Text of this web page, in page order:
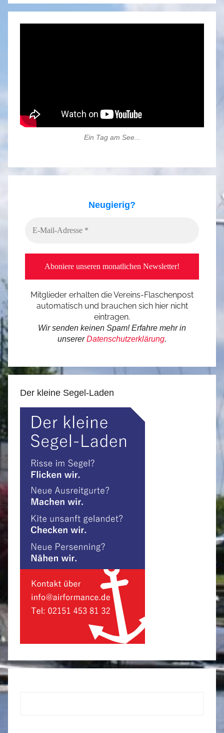
Ein Tag am See...
Neugierig?
Mitglieder erhalten die Vereins-Flaschenpost
automatisch und brauchen sich hier nicht
eintragen.
Wir senden keinen Spam! Erfahre mehr in
unsererDatenschutzerklärung.
Der kleine Segel-Laden